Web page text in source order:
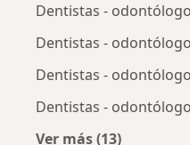
Dentistas -
Dentistas -
Dentistas -
Dentistas -
Ver más (13)